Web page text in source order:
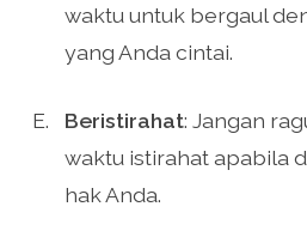
waktu untuk bergaul
yang Anda cintai.
Beristirahat: Jangan
waktu istirahat apabila
hak Anda.